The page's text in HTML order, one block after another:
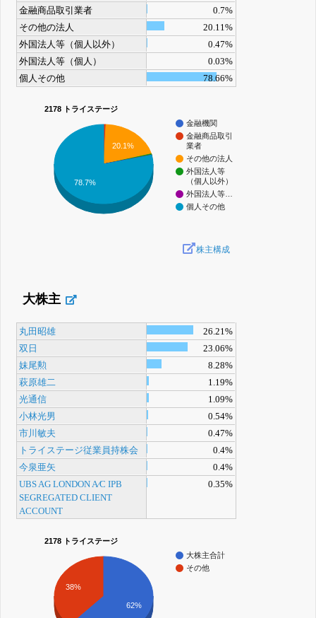
金融商品取引業者
0.7%
その他の法人
20.11%
外国法人等（個人以外）
0.47%
外国法人等（個人）
0.03%
個人その他
78.66%
2178 トライステージ
金融機関
金融商品取引
業者
その他の法人
外国法人等
（個人以外）
外国法人等…
個人その他
20.1%
78.7%
株主構成
大株主
丸田昭雄
26.21%
双日
23.06%
妹尾勲
8.28%
萩原雄二
1.19%
光通信
1.09%
小林光男
0.54%
市川敏夫
0.47%
トライステージ従業員持株会
0.4%
今泉亜矢
0.4%
UBS AG LONDON A⁄C IPB
SEGREGATED CLIENT
ACCOUNT
0.35%
2178 トライステージ
大株主合計
その他
38%
62%